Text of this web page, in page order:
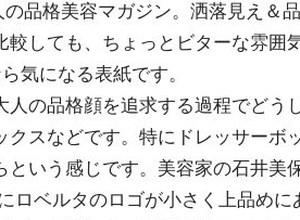
品格美容マガジン。洒落見え＆
しても、ちょっとビターな雰囲
気になる表紙です。
の品格顔を追求する過程でど
スなどです。特にドレッサーボ
いう感じです。美容家の石井
ベルタのロゴが小さく上品め